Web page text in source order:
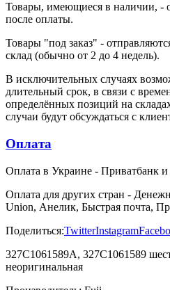
Товары, имеющиеся в наличии, -
после оплаты.
Товары "под заказ" -
склад (обычно от 2 до 4 недель).
В исключительных случаях
длительный срок, в связи с
определённых позиций на
случаи будут обсуждаться с
Оплата
Оплата в Украине - Приватбанк
Оплата для других стран -
Union, Анелик, Быстрая почта,
Поделиться:TwitterInstagram
327C1061589A, 327C1061589
неоригинальная